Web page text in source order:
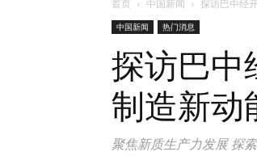
首页 中国新闻 探访巴中经
中国新闻 热门消息
探访巴中
制造新动
聚焦新质生产力发展 探